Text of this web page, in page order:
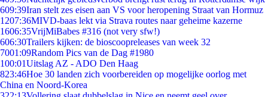
609:39Iran stelt zes eisen aan VS voor heropening Straat van Hormuz
1207:36MIVD-baas lekt via Strava routes naar geheime kazerne
1606:35VrijMiBabes #316 (not very sfw!)
606:30Trailers kijken: de bioscoopreleases van week 32
7001:09Random Pics van de Dag #1980
100:01Uitslag AZ - ADO Den Haag
823:46Hoe 30 landen zich voorbereiden op mogelijke oorlog met
China en Noord-Korea